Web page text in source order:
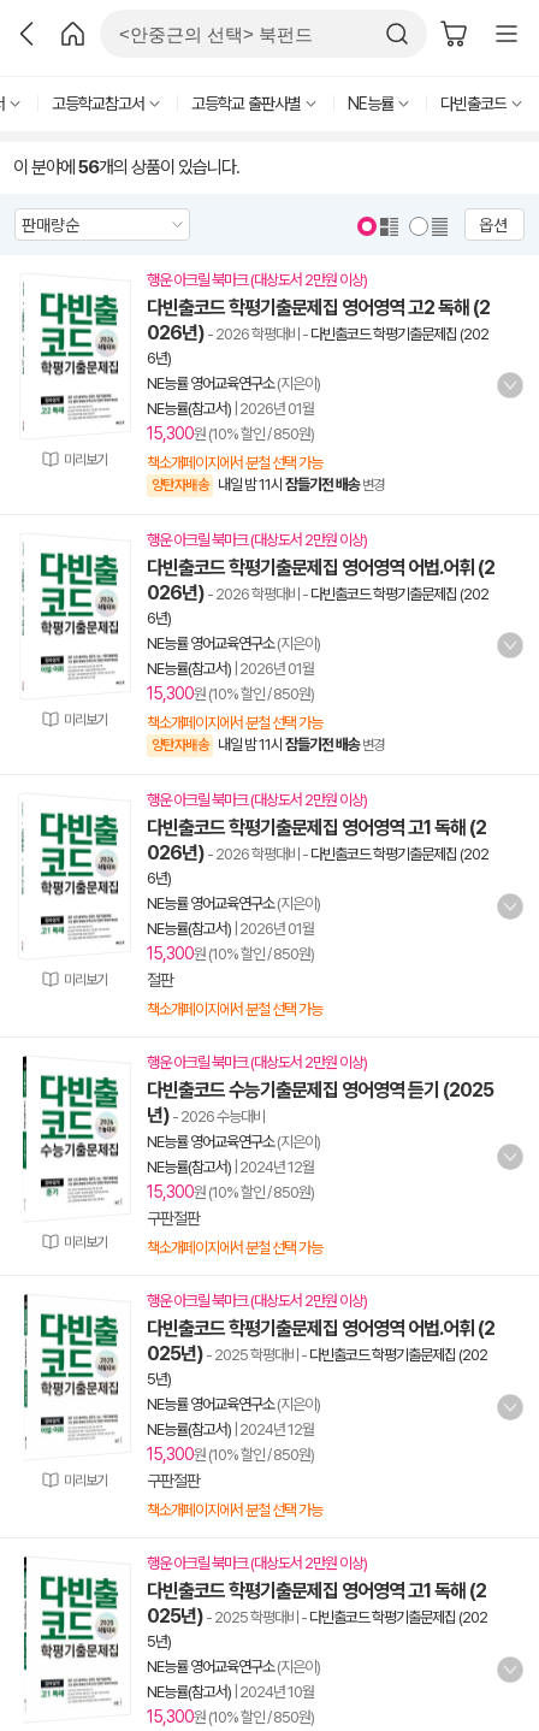
고등학교참고서 고등학교 출판사별 NE능률 다빈출코드
이 분야에 56개의 상품이 있습니다.
옵션
미리보기
행운 아크릴 북마크 (대상도서 2만원 이상)
다빈출코드 학평기출문제집 영어영역 고2 독해 (2
026년) - 2026 학평대비 - 다빈출코드 학평기출문제집 (202
6년)
NE능률 영어교육연구소(지은이)
NE능률(참고서) 2026년 01월
15,300원 (10% 할인 / 850원)
책소개페이지에서 분철 선택 가능
양탄자배송 내일 밤 11시 잠들기전 배송 변경
미리보기
행운 아크릴 북마크 (대상도서 2만원 이상)
다빈출코드 학평기출문제집 영어영역 어법.어휘 (2
026년) - 2026 학평대비 - 다빈출코드 학평기출문제집 (202
6년)
NE능률 영어교육연구소(지은이)
NE능률(참고서) 2026년 01월
15,300원 (10% 할인 / 850원)
책소개페이지에서 분철 선택 가능
양탄자배송 내일 밤 11시 잠들기전 배송 변경
미리보기
행운 아크릴 북마크 (대상도서 2만원 이상)
다빈출코드 학평기출문제집 영어영역 고1 독해 (2
026년) - 2026 학평대비 - 다빈출코드 학평기출문제집 (202
6년)
NE능률 영어교육연구소(지은이)
NE능률(참고서) 2026년 01월
15,300원 (10% 할인 / 850원)
절판
책소개페이지에서 분철 선택 가능
미리보기
행운 아크릴 북마크 (대상도서 2만원 이상)
다빈출코드 수능기출문제집 영어영역 듣기 (2025
년) - 2026 수능대비
NE능률 영어교육연구소(지은이)
NE능률(참고서) 2024년 12월
15,300원 (10% 할인 / 850원)
구판절판
책소개페이지에서 분철 선택 가능
미리보기
행운 아크릴 북마크 (대상도서 2만원 이상)
다빈출코드 학평기출문제집 영어영역 어법.어휘 (2
025년) - 2025 학평대비 - 다빈출코드 학평기출문제집 (202
5년)
NE능률 영어교육연구소(지은이)
NE능률(참고서) 2024년 12월
15,300원 (10% 할인 / 850원)
구판절판
책소개페이지에서 분철 선택 가능
행운 아크릴 북마크 (대상도서 2만원 이상)
다빈출코드 학평기출문제집 영어영역 고1 독해 (2
025년) - 2025 학평대비 - 다빈출코드 학평기출문제집 (202
5년)
NE능률 영어교육연구소(지은이)
NE능률(참고서) 2024년 10월
15,300원 (10% 할인 / 850원)